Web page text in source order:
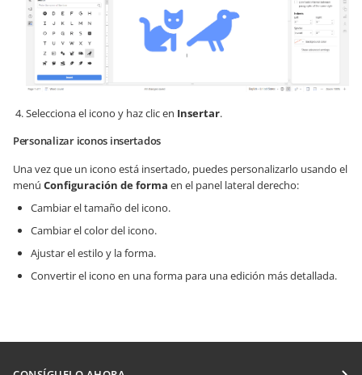
Selecciona el icono y haz clic en Insertar.
Personalizar iconos insertados
Una vez que un icono está insertado, puedes personalizarlo usando el
menú Configuración de forma en el panel lateral derecho:
Cambiar el tamaño del icono.
Cambiar el color del icono.
Ajustar el estilo y la forma.
Convertir el icono en una forma para una edición más detallada.